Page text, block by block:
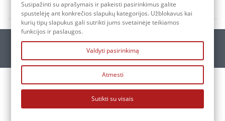
INFORMACIJA
Susipažinti su aprašymais ir pakeisti pasirinkimus galite
spustelėję ant konkrečios slapukų kategorijos. Užblokavus kai
kurių tipų slapukus gali sutrikti jums svetainėje teikiamos
funkcijos ir paslaugos.
Valdyti pasirinkimą
Atmesti
Sutikti su visais